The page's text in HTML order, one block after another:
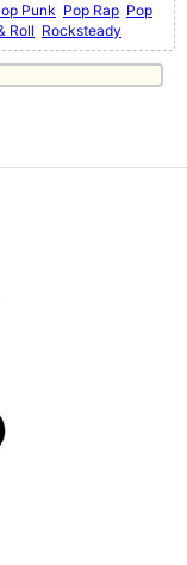
Punk Pop Rap Pop
Roll Rocksteady